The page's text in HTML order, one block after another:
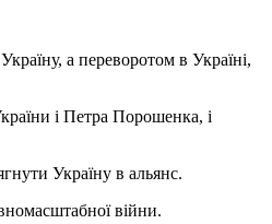
а переворотом в Україні,
і Петра Порошенка, і
Україну в альянс.
війни.